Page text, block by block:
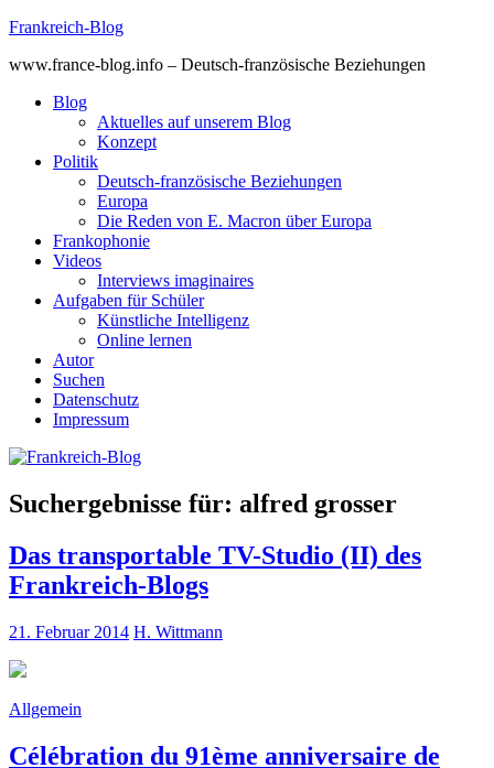
Skip
content
Frankreich-Blog
www.france-blog.info – Deutsch-französische Beziehungen
Blog
Aktuelles auf unserem Blog
Konzept
Politik
Deutsch-französische Beziehungen
Europa
Die Reden von E. Macron über Europa
Frankophonie
Videos
Interviews imaginaires
Aufgaben für Schüler
Künstliche Intelligenz
Online lernen
Autor
Suchen
Datenschutz
Impressum
Suchergebnisse für: alfred grosser
Das transportable TV-Studio (II) des
Frankreich-Blogs
21. Februar 2014 H. Wittmann
Allgemein
Célébration du 91ème anniversaire de